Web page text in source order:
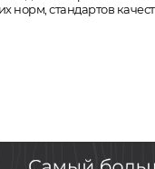
норм, стандартов